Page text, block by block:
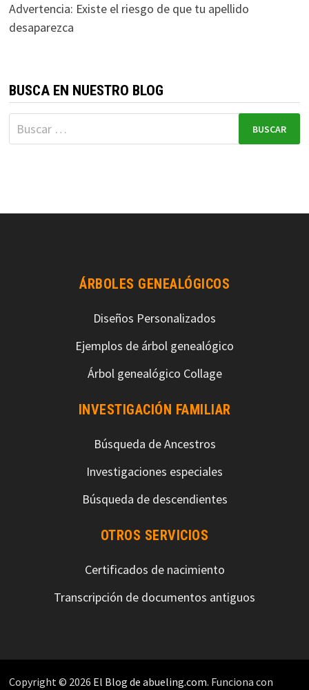
Advertencia: Existe el riesgo de que tu apellido
desaparezca
BUSCA EN NUESTRO BLOG
Buscar:
ÁRBOLES GENEALÓGICOS
Diseños Personalizados
Ejemplos de árbol genealógico
Árbol genealógico Collage
INVESTIGACIÓN FAMILIAR
Búsqueda de Ancestros
Investigaciones especiales
Búsqueda de descendientes
OTROS SERVICIOS
Certificados de nacimiento
Transcripción de documentos antiguos
Copyright © 2026 El Blog de abueling.com. Funciona con